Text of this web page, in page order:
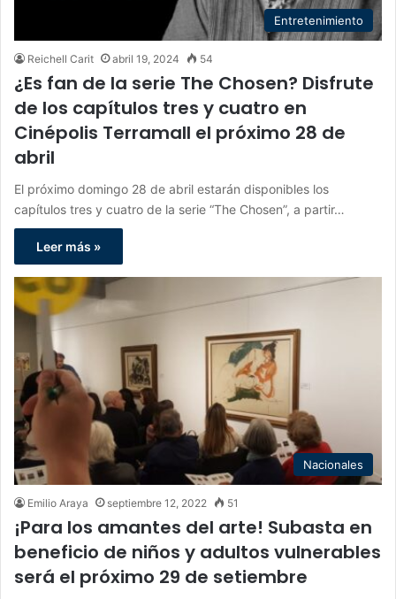
Entretenimiento
Reichell Carit abril 19, 2024 54
¿Es fan de la serie The Chosen? Disfrute
de los capítulos tres y cuatro en
Cinépolis Terramall el próximo 28 de
abril
El próximo domingo 28 de abril estarán disponibles los
capítulos tres y cuatro de la serie “The Chosen”, a partir…
Leer más »
Nacionales
Emilio Araya septiembre 12, 2022 51
¡Para los amantes del arte! Subasta en
beneficio de niños y adultos vulnerables
será el próximo 29 de setiembre